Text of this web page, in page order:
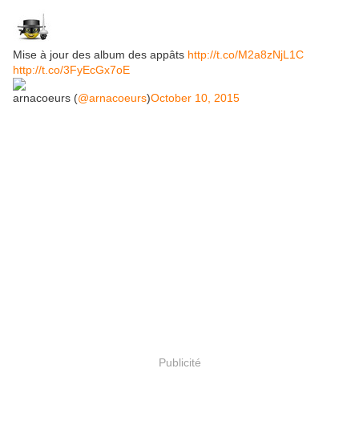
Mise à jour des album des appâts http://t.co/M2a8zNjL1C
http://t.co/3FyEcGx7oE
arnacoeurs (@arnacoeurs)October 10, 2015
Publicité